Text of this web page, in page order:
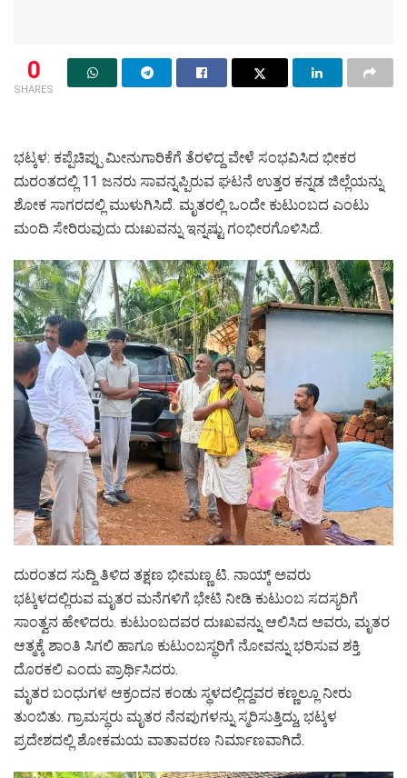
0
SHARES
ಭಟ್ಕಳ: ಕಪ್ಪೆಚಿಪ್ಪು ಮೀನುಗಾರಿಕೆಗೆ ತೆರಳಿದ್ದ ವೇಳೆ ಸಂಭವಿಸಿದ ಭೀಕರ
ದುರಂತದಲ್ಲಿ 11 ಜನರು ಸಾವನ್ನಪ್ಪಿರುವ ಘಟನೆ ಉತ್ತರ ಕನ್ನಡ ಜಿಲ್ಲೆಯನ್ನು
ಶೋಕ ಸಾಗರದಲ್ಲಿ ಮುಳುಗಿಸಿದೆ. ಮೃತರಲ್ಲಿ ಒಂದೇ ಕುಟುಂಬದ ಎಂಟು
ಮಂದಿ ಸೇರಿರುವುದು ದುಃಖವನ್ನು ಇನ್ನಷ್ಟು ಗಂಭೀರಗೊಳಿಸಿದೆ.
ದುರಂತದ ಸುದ್ದಿ ತಿಳಿದ ತಕ್ಷಣ ಭೀಮಣ್ಣ ಟಿ. ನಾಯ್ಕ್ ಅವರು
ಭಟ್ಕಳದಲ್ಲಿರುವ ಮೃತರ ಮನೆಗಳಿಗೆ ಭೇಟಿ ನೀಡಿ ಕುಟುಂಬ ಸದಸ್ಯರಿಗೆ
ಸಾಂತ್ವನ ಹೇಳಿದರು. ಕುಟುಂಬದವರ ದುಃಖವನ್ನು ಆಲಿಸಿದ ಅವರು, ಮೃತರ
ಆತ್ಮಕ್ಕೆ ಶಾಂತಿ ಸಿಗಲಿ ಹಾಗೂ ಕುಟುಂಬಸ್ಥರಿಗೆ ನೋವನ್ನು ಭರಿಸುವ ಶಕ್ತಿ
ದೊರಕಲಿ ಎಂದು ಪ್ರಾರ್ಥಿಸಿದರು.
ಮೃತರ ಬಂಧುಗಳ ಆಕ್ರಂದನ ಕಂಡು ಸ್ಥಳದಲ್ಲಿದ್ದವರ ಕಣ್ಣಲ್ಲೂ ನೀರು
ತುಂಬಿತು. ಗ್ರಾಮಸ್ಥರು ಮೃತರ ನೆನಪುಗಳನ್ನು ಸ್ಮರಿಸುತ್ತಿದ್ದು, ಭಟ್ಕಳ
ಪ್ರದೇಶದಲ್ಲಿ ಶೋಕಮಯ ವಾತಾವರಣ ನಿರ್ಮಾಣವಾಗಿದೆ.